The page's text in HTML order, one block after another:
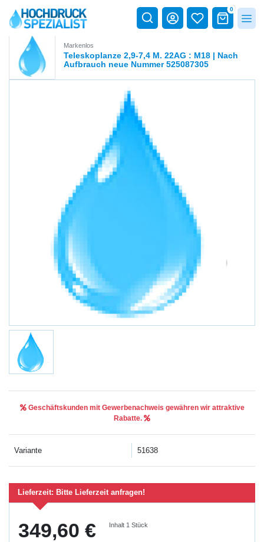
0
Markenlos
Teleskoplanze 2,9-7,4 M. 22AG : M18 | Nach
Aufbrauch neue Nummer 525087305
Geschäftskunden mit Gewerbenachweis gewähren wir attraktive
Rabatte.
Variante 51638
Lieferzeit: Bitte Lieferzeit anfragen!
349,60 € Inhalt 1Stück